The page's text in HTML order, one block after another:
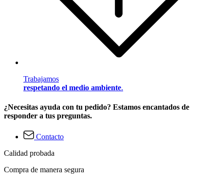
Trabajamos
respetando el medio ambiente.
¿Necesitas ayuda con tu pedido? Estamos encantados de
responder a tus preguntas.
Contacto
Calidad probada
Compra de manera segura